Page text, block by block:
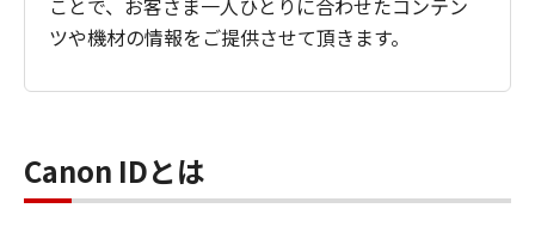
ことで、お客さま一人ひとりに合わせたコンテン
ツや機材の情報をご提供させて頂きます。
Canon IDとは